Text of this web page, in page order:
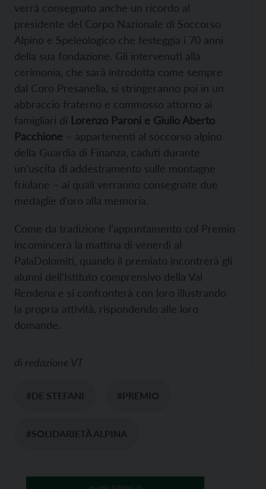
verrà consegnato anche un ricordo al
presidente del Corpo Nazionale di Soccorso
Alpino e Speleologico che festeggia i 70 anni
della sua fondazione. Gli intervenuti alla
cerimonia, che sarà introdotta come sempre
dal Coro Presanella, si stringeranno poi in un
abbraccio fraterno e commosso attorno ai
famigliari di Lorenzo Paroni e Giulio Aberto
Pacchione – appartenenti al soccorso alpino
della Guardia di Finanza, caduti durante
un’uscita di addestramento sulle montagne
friulane – ai quali verranno consegnate due
medaglie d’oro alla memoria.
Come da tradizione l’appuntamento col Premio
incomincerà la mattina di venerdì al
PalaDolomiti, quando il premiato incontrerà gli
alunni dell’Istituto comprensivo della Val
Rendena e si confronterà con loro illustrando
la propria attività, rispondendo alle loro
domande.
di redazione VT
#DE STEFANI #PREMIO
#SOLIDARIETÀ ALPINA